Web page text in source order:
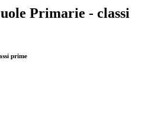
Primarie - classi
prime